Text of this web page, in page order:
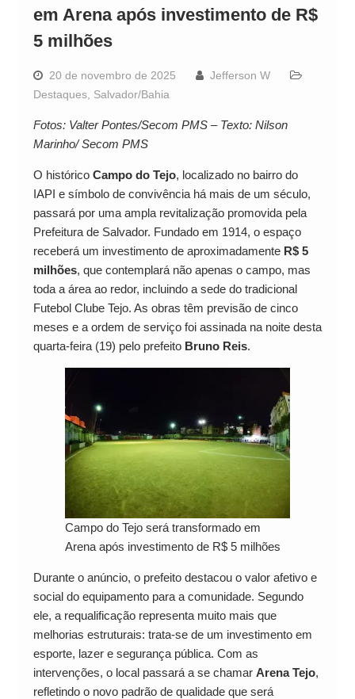
em Arena após investimento de R$
5 milhões
20 de novembro de 2025
Jefferson W
Destaques, Salvador/Bahia
Fotos: Valter Pontes/Secom PMS– Texto: Nilson
Marinho/ Secom PMS
O histórico Campo do Tejo, localizado no bairro do
IAPI e símbolo de convivência há mais de um século,
passará por uma ampla revitalização promovida pela
Prefeitura de Salvador. Fundado em 1914, o espaço
receberá um investimento de aproximadamente R$ 5
milhões, que contemplará não apenas o campo, mas
toda a área ao redor, incluindo a sede do tradicional
Futebol Clube Tejo. As obras têm previsão de cinco
meses e a ordem de serviço foi assinada na noite desta
quarta-feira (19) pelo prefeito Bruno Reis.
Campo do Tejo será transformado em
Arena após investimento de R$ 5 milhões
Durante o anúncio, o prefeito destacou o valor afetivo e
social do equipamento para a comunidade. Segundo
ele, a requalificação representa muito mais que
melhorias estruturais: trata-se de um investimento em
esporte, lazer e segurança pública. Com as
intervenções, o local passará a se chamar Arena Tejo,
refletindo o novo padrão de qualidade que será